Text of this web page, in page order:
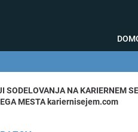
SODELOVANJA NA KARIERNEM
MESTA kariernisejem.com